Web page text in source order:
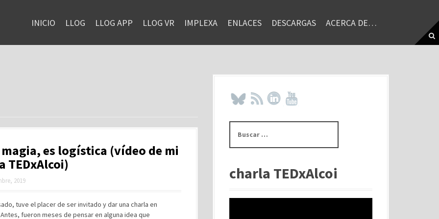
INICIO LLOG LLOG APP LLOG VR IMPLEXA ENLACES DESCARGAS ACERCA DE…
magia, es logística (vídeo de mi
TEDxAlcoi)
2019
tuve el placer de ser invitado y dar una charla en
Antes, fueron meses de pensar en alguna idea que
s
rcharla TEDxAlcoi